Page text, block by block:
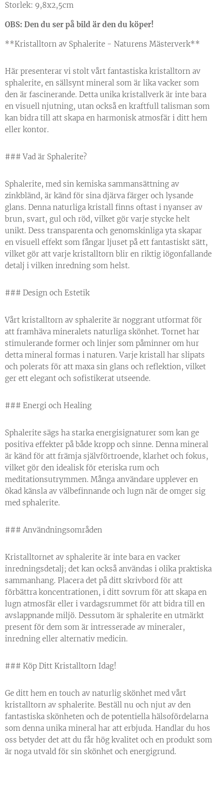
Storlek: 9,8x2,5cm
OBS: Den du ser på bild är den du köper!
**Kristalltorn av Sphalerite - Naturens Mästerverk**
Här presenterar vi stolt vårt fantastiska kristalltorn av
sphalerite, en sällsynt mineral som är lika vacker som
den är fascinerande. Detta unika kristallverk är inte bara
en visuell njutning, utan också en kraftfull talisman som
kan bidra till att skapa en harmonisk atmosfär i ditt hem
eller kontor.
### Vad är Sphalerite?
Sphalerite, med sin kemiska sammansättning av
zinkbländ, är känd för sina djärva färger och lysande
glans. Denna naturliga kristall finns oftast i nyanser av
brun, svart, gul och röd, vilket gör varje stycke helt
unikt. Dess transparenta och genomskinliga yta skapar
en visuell effekt som fångar ljuset på ett fantastiskt sätt,
vilket gör att varje kristalltorn blir en riktig iögonfallande
detalj i vilken inredning som helst.
### Design och Estetik
Vårt kristalltorn av sphalerite är noggrant utformat för
att framhäva mineralets naturliga skönhet. Tornet har
stimulerande former och linjer som påminner om hur
detta mineral formas i naturen. Varje kristall har slipats
och polerats för att maxa sin glans och reflektion, vilket
ger ett elegant och sofistikerat utseende.
### Energi och Healing
Sphalerite sägs ha starka energisignaturer som kan ge
positiva effekter på både kropp och sinne. Denna mineral
är känd för att främja självförtroende, klarhet och fokus,
vilket gör den idealisk för eteriska rum och
meditationsutrymmen. Många användare upplever en
ökad känsla av välbefinnande och lugn när de omger sig
med sphalerite.
### Användningsområden
Kristalltornet av sphalerite är inte bara en vacker
inredningsdetalj; det kan också användas i olika praktiska
sammanhang. Placera det på ditt skrivbord för att
förbättra koncentrationen, i ditt sovrum för att skapa en
lugn atmosfär eller i vardagsrummet för att bidra till en
avslappnande miljö. Dessutom är sphalerite en utmärkt
present för dem som är intresserade av mineraler,
inredning eller alternativ medicin.
### Köp Ditt Kristalltorn Idag!
Ge ditt hem en touch av naturlig skönhet med vårt
kristalltorn av sphalerite. Beställ nu och njut av den
fantastiska skönheten och de potentiella hälsofördelarna
som denna unika mineral har att erbjuda. Handlar du hos
oss betyder det att du får hög kvalitet och en produkt som
är noga utvald för sin skönhet och energigrund.